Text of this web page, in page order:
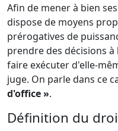
Afin de mener à bien
dispose de moyens
prérogatives de
prendre des décisions
faire exécuter d'elle-
juge. On parle dans ce
d'office ».
Définition du